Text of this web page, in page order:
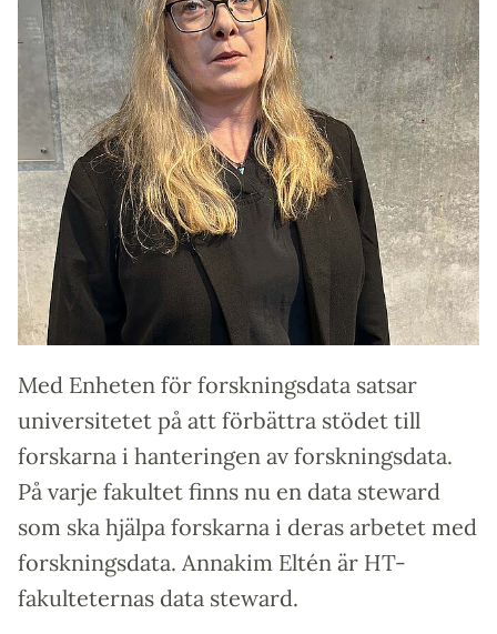
Med Enheten för forskningsdata satsar
universitetet på att förbättra stödet till
forskarna i hanteringen av forskningsdata.
På varje fakultet finns nu en data steward
som ska hjälpa forskarna i deras arbetet med
forskningsdata. Annakim Eltén är HT-
fakulteternas data steward.